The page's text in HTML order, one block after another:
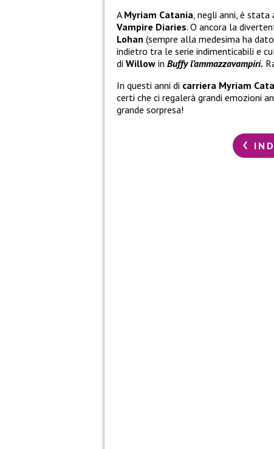
A Myriam Catania, negli anni, è stata
Vampire Diaries. O ancora la
Lohan (sempre alla medesima ha
indietro tra le serie indimenticabili e
di Willow in Buffy l’ammazzavampiri.
In questi anni di carriera Myriam
certi che ci regalerà grandi emozioni
grande sorpresa!